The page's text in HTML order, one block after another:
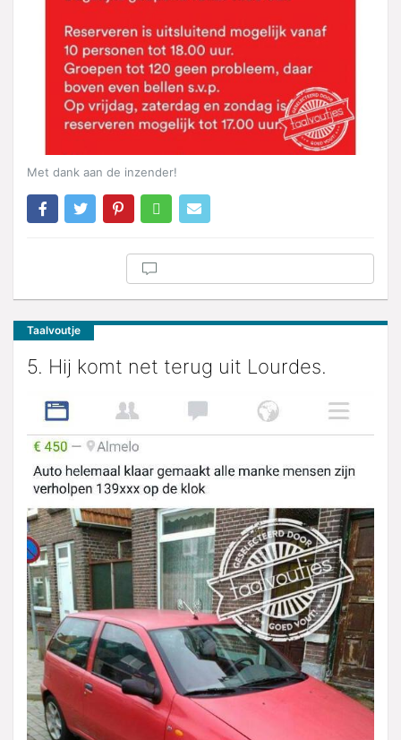
Met dank aan de inzender!
Taalvoutje
5. Hij komt net terug uit Lourdes.